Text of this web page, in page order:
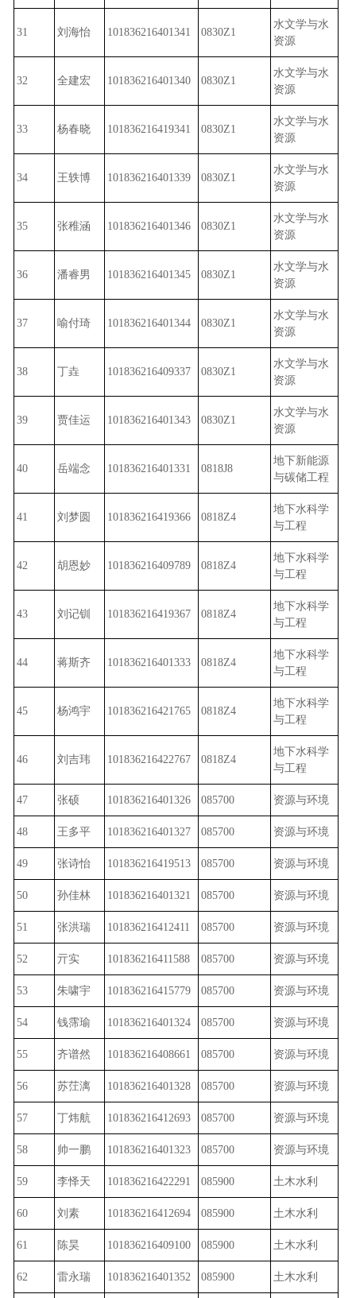
31 刘海怡 101836216401341 0830Z1
水文学与水
资源
32 全建宏 101836216401340 0830Z1
水文学与水
资源
33 杨春晓 101836216419341 0830Z1
水文学与水
资源
34 王轶博 101836216401339 0830Z1
水文学与水
资源
35 张稚涵 101836216401346 0830Z1
水文学与水
资源
36 潘睿男 101836216401345 0830Z1
水文学与水
资源
37 喻付琦 101836216401344 0830Z1
水文学与水
资源
38 丁垚 101836216409337 0830Z1
水文学与水
资源
39 贾佳运 101836216401343 0830Z1
水文学与水
资源
40 岳端念 101836216401331 0818J8
地下新能源
与碳储工程
41 刘梦圆 101836216419366 0818Z4
地下水科学
与工程
42 胡恩妙 101836216409789 0818Z4
地下水科学
与工程
43 刘记钏 101836216419367 0818Z4
地下水科学
与工程
44 蒋斯齐 101836216401333 0818Z4
地下水科学
与工程
45 杨鸿宇 101836216421765 0818Z4
地下水科学
与工程
46 刘吉玮 101836216422767 0818Z4
地下水科学
与工程
47 张硕 101836216401326 085700 资源与环境
48 王多平 101836216401327 085700 资源与环境
49 张诗怡 101836216419513 085700 资源与环境
50 孙佳林 101836216401321 085700 资源与环境
51 张洪瑞 101836216412411 085700 资源与环境
52 亓实 101836216411588 085700 资源与环境
53 朱啸宇 101836216415779 085700 资源与环境
54 钱霈瑜 101836216401324 085700 资源与环境
55 齐谱然 101836216408661 085700 资源与环境
56 苏茳漓 101836216401328 085700 资源与环境
57 丁炜航 101836216412693 085700 资源与环境
58 帅一鹏 101836216401323 085700 资源与环境
59 李怿天 101836216422291 085900 土木水利
60 刘素 101836216412694 085900 土木水利
61 陈昊 101836216409100 085900 土木水利
62 雷永瑞 101836216401352 085900 土木水利